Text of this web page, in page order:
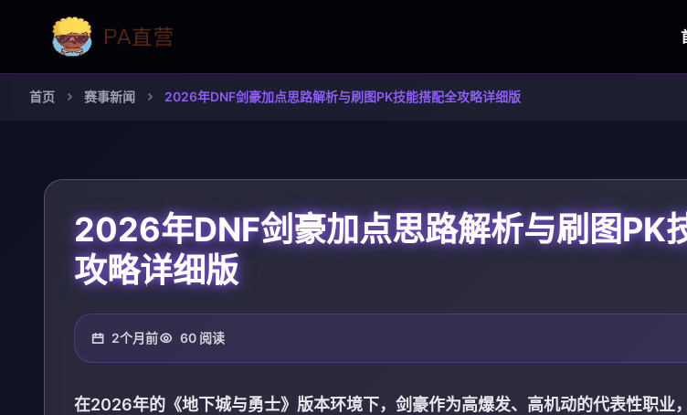
首页 赛事新闻 2026年DNF剑豪加点思路解析与刷图PK技能搭配全攻略详细版
2026年DNF剑豪加点思路解析与刷图PK
攻略详细版
2个月前 60 阅读
在2026年的《地下城与勇士》版本环境下，剑豪作为高爆发、高机动的代表性职业